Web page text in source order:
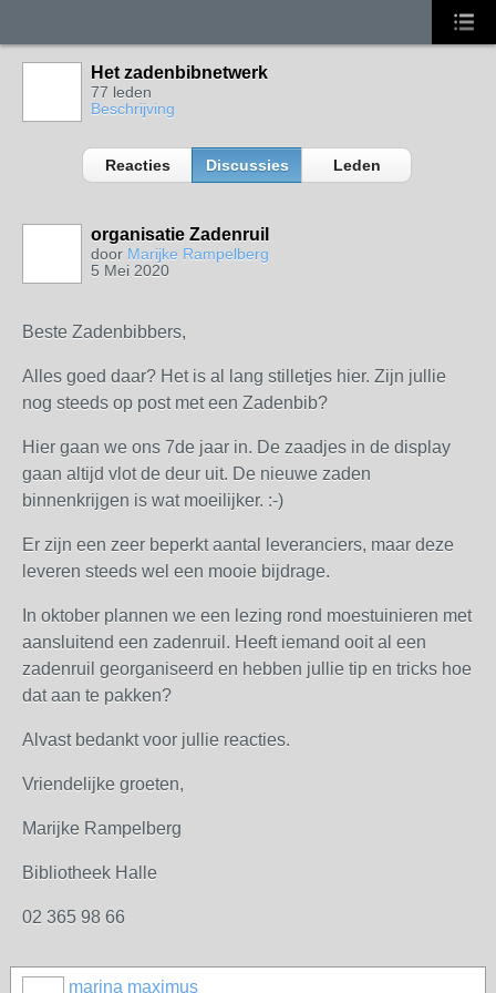
Het zadenbibnetwerk
77 leden
Beschrijving
Reacties Discussies Leden
organisatie Zadenruil
door Marijke Rampelberg
5 Mei 2020
Beste Zadenbibbers,
Alles goed daar? Het is al lang stilletjes hier. Zijn jullie
nog steeds op post met een Zadenbib?
Hier gaan we ons 7de jaar in. De zaadjes in de display
gaan altijd vlot de deur uit. De nieuwe zaden
binnenkrijgen is wat moeilijker. :-)
Er zijn een zeer beperkt aantal leveranciers, maar deze
leveren steeds wel een mooie bijdrage.
In oktober plannen we een lezing rond moestuinieren met
aansluitend een zadenruil. Heeft iemand ooit al een
zadenruil georganiseerd en hebben jullie tip en tricks hoe
dat aan te pakken?
Alvast bedankt voor jullie reacties.
Vriendelijke groeten,
Marijke Rampelberg
Bibliotheek Halle
02 365 98 66
marina maximus